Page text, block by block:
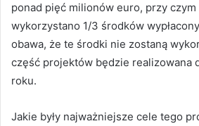
ponad pięć milionów euro, przy
wykorzystano 1/3 środków
obawa, że te środki nie zostaną
część projektów będzie realizowana
roku.
Jakie były najważniejsze cele tego